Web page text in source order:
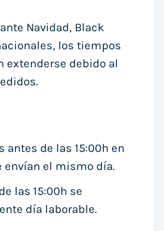
Navidad, Black
los tiempos
extenderse debido al
antes de las 15:00h en
envían el mismo día.
las 15:00h se
día laborable.